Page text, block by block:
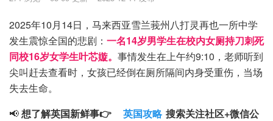
2025年10月14日，马来西亚雪兰莪州八打灵再也一所中学
发生震惊全国的悲剧： 一名14岁男学生在校内女厕持刀刺死
同校16岁女学生叶芯嫙。 事情发生在上午约9:10，老师听到
尖叫赶去查看时，女孩已经倒在厕所隔间内身受重伤，当场
失去生命。
📢想了解英国新鲜事👉 英国攻略 搜索关注社区+微信公